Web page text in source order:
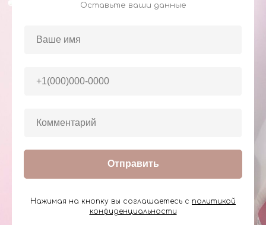
Оставьте ваши данные
Отправить
Нажимая на кнопку вы соглашаетесь с политикой
конфиденциальности